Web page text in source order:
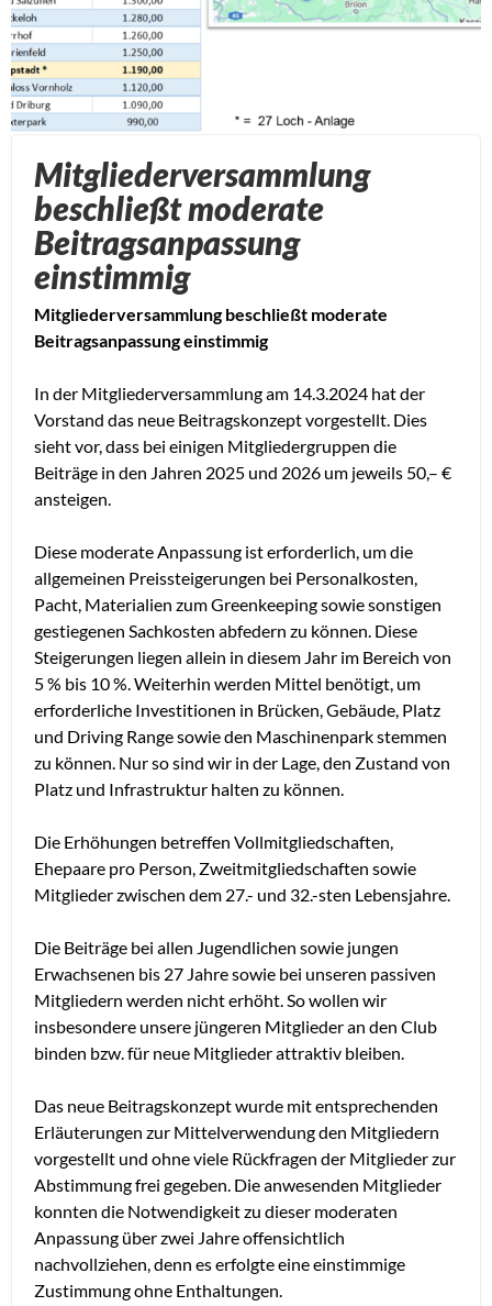
Mitgliederversammlung
beschließt moderate
Beitragsanpassung
einstimmig
Mitgliederversammlung beschließt moderate
Beitragsanpassung einstimmig
In der Mitgliederversammlung am 14.3.2024 hat der
Vorstand das neue Beitragskonzept vorgestellt. Dies
sieht vor, dass bei einigen Mitgliedergruppen die
Beiträge in den Jahren 2025 und 2026 um jeweils 50,– €
ansteigen.
Diese moderate Anpassung ist erforderlich, um die
allgemeinen Preissteigerungen bei Personalkosten,
Pacht, Materialien zum Greenkeeping sowie sonstigen
gestiegenen Sachkosten abfedern zu können. Diese
Steigerungen liegen allein in diesem Jahr im Bereich von
5 % bis 10 %. Weiterhin werden Mittel benötigt, um
erforderliche Investitionen in Brücken, Gebäude, Platz
und Driving Range sowie den Maschinenpark stemmen
zu können. Nur so sind wir in der Lage, den Zustand von
Platz und Infrastruktur halten zu können.
Die Erhöhungen betreffen Vollmitgliedschaften,
Ehepaare pro Person, Zweitmitgliedschaften sowie
Mitglieder zwischen dem 27.- und 32.-sten Lebensjahre.
Die Beiträge bei allen Jugendlichen sowie jungen
Erwachsenen bis 27 Jahre sowie bei unseren passiven
Mitgliedern werden nicht erhöht. So wollen wir
insbesondere unsere jüngeren Mitglieder an den Club
binden bzw. für neue Mitglieder attraktiv bleiben.
Das neue Beitragskonzept wurde mit entsprechenden
Erläuterungen zur Mittelverwendung den Mitgliedern
vorgestellt und ohne viele Rückfragen der Mitglieder zur
Abstimmung frei gegeben. Die anwesenden Mitglieder
konnten die Notwendigkeit zu dieser moderaten
Anpassung über zwei Jahre offensichtlich
nachvollziehen, denn es erfolgte eine einstimmige
Zustimmung ohne Enthaltungen.